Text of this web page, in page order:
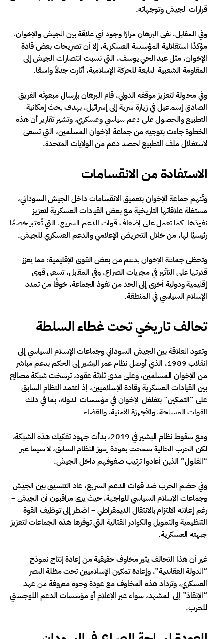
قرارات الجيش وتوجهاته.
وفي المقابل، نفى البرهان مرارًا وجود أي علاقة بين الجيش والإخوان،
مؤكدًا استقلالية المؤسسة العسكرية، إلا أن تصريحات بعض قادة
الإخوان، مثل عبد الحي يوسف، التي نسبت انتصارات الجيش إلى
المقاومة الشعبية التابعة للحركة الإسلامية، أثارت جدلاً واسعًا.
وفي محاولة لتعزيز موقفه الدولي، قام البرهان بإرسال مبعوثه الفريق
الصادق إسماعيل في زيارة سرية إلى إسرائيل، بهدف بحث إمكانية
التطبيع والحصول على دعم سياسي وعسكري، وتشير تقارير أن هذه
الخطوة جاءت بتوجيه من جماعة الإخوان المسلمين، التي تسعى
لاستغلال ملف التطبيع لحصد دعم من الولايات المتحدة.
الاستفادة من الانقسامات
وتُتهم جماعة الإخوان بتعميق الانقسامات داخل الجيش السوداني،
مستغلة علاقاتها التاريخية مع بعض القيادات العسكرية لتعزيز
نفوذها، كما تعمل على إضعاف قوات الدعم السريع، التي تُعتبر خصمًا
رئيسيًا لها، من خلال التحريض الإعلامي والدعم العسكري للجيش.
وتحظى جماعة الإخوان بدعم من بعض القوى الإقليمية؛ مما يعزز
قدرتها على التأثير في مجريات الصراع، وفي المقابل، تسعى قوى
إقليمية ودولية أخرى إلى الحد من نفوذ الجماعة، خوفًا من تمدد
الإسلام السياسي في المنطقة.
تحالف تاريخي تحت غطاء السلطة
وتعود العلاقة بين الجيش السوداني وجماعات الإسلام السياسي إلى
انقلاب 1989، الذي أوصل نظام عمر البشير إلى الحكم بدعم مباشر
من الإخوان المسلمين، وعلى مدى ثلاثة عقود، ترسخت شبكة مصالح
بين القيادات العسكرية وقادة الإسلاميين، إذ اعتمد النظام السابق
على “التمكين” بتغلغل الإخوان في مؤسسات الدولة، بما في ذلك
القوات المسلحة، والأجهزة الأمنية، والقضاء.
ومع سقوط نظام البشير في 2019، بدأت جهود تفكيك هذه الشبكة،
لكن الحرب الحالية سمحت بعودة رموز النظام السابق، لا سيما عبر
“الفلول” الذين أعادوا ترتيب صفوفهم داخل الجيش.
وفي خضم الحرب ضد قوات الدعم السريع، عاد التنسيق بين الجيش
وجماعات الإسلام السياسي للواجهة، حيث يرى مراقبون أن الجيش –
رغم إعلانه الالتزام بالانتقال الديمقراطي – اضطر إلى توظيف القوة
التنظيمية والتمويل والكوادر القتالية التي توفرها هذه الجماعات لتعزيز
جبهته العسكرية.
غير أن هذا التحالف يثير مخاوف حقيقية من إعادة إنتاج نموذج
“الدولة العقائدية”، وإعادة تمكين الإسلاميين تحت مظلة النصر
العسكري، وتزداد هذه المخاوف مع عودة وجوه معروفة من عهد
“الإنقاذ” إلى المشهد، سواء عبر الإعلام أو مؤسسات الدعم اللوجستي
للحرب.